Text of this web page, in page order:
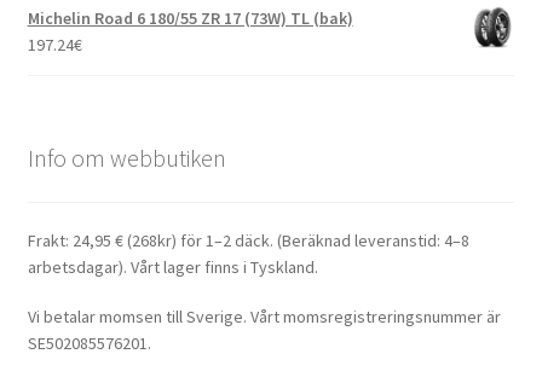
Michelin Road 6 180/55 ZR 17 (73W) TL (bak)
197.24€
Info om webbutiken
Frakt: 24,95 € (268kr) för 1–2 däck. (Beräknad leveranstid: 4–8
arbetsdagar). Vårt lager finns i Tyskland.
Vi betalar momsen till Sverige. Vårt momsregistreringsnummer är
SE502085576201.